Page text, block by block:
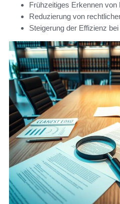
Frühzeitiges Erkennen von
Reduzierung von
Steigerung der Effizienz